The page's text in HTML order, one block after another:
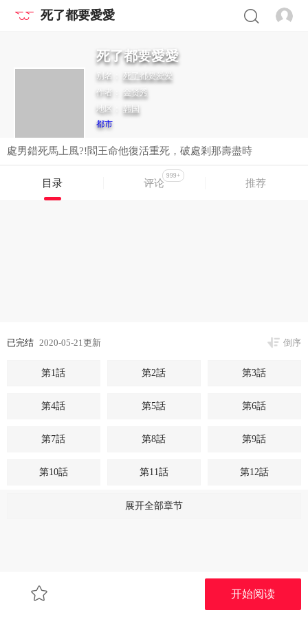
死了都要愛愛
死了都要愛愛
别名： 死了都要爱爱
作者： 金贤秀
地区： 韩国
都市
處男錯死馬上風?!閻王命他復活重死，破處剎那壽盡時
目录 评论
999+
推荐
已完结 2020-05-21更新 倒序
第1話 第2話 第3話
第4話 第5話 第6話
第7話 第8話 第9話
第10話 第11話 第12話
第14話
第22話
开始阅读
展开全部章节